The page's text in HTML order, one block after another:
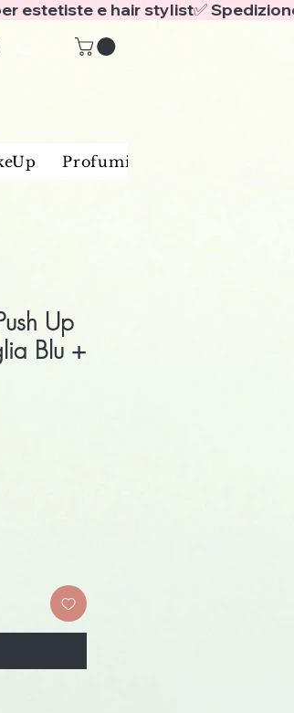
Profumi
Up
Blu +